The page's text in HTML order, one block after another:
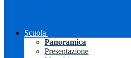
Scuola
Panoramica
Presentazione